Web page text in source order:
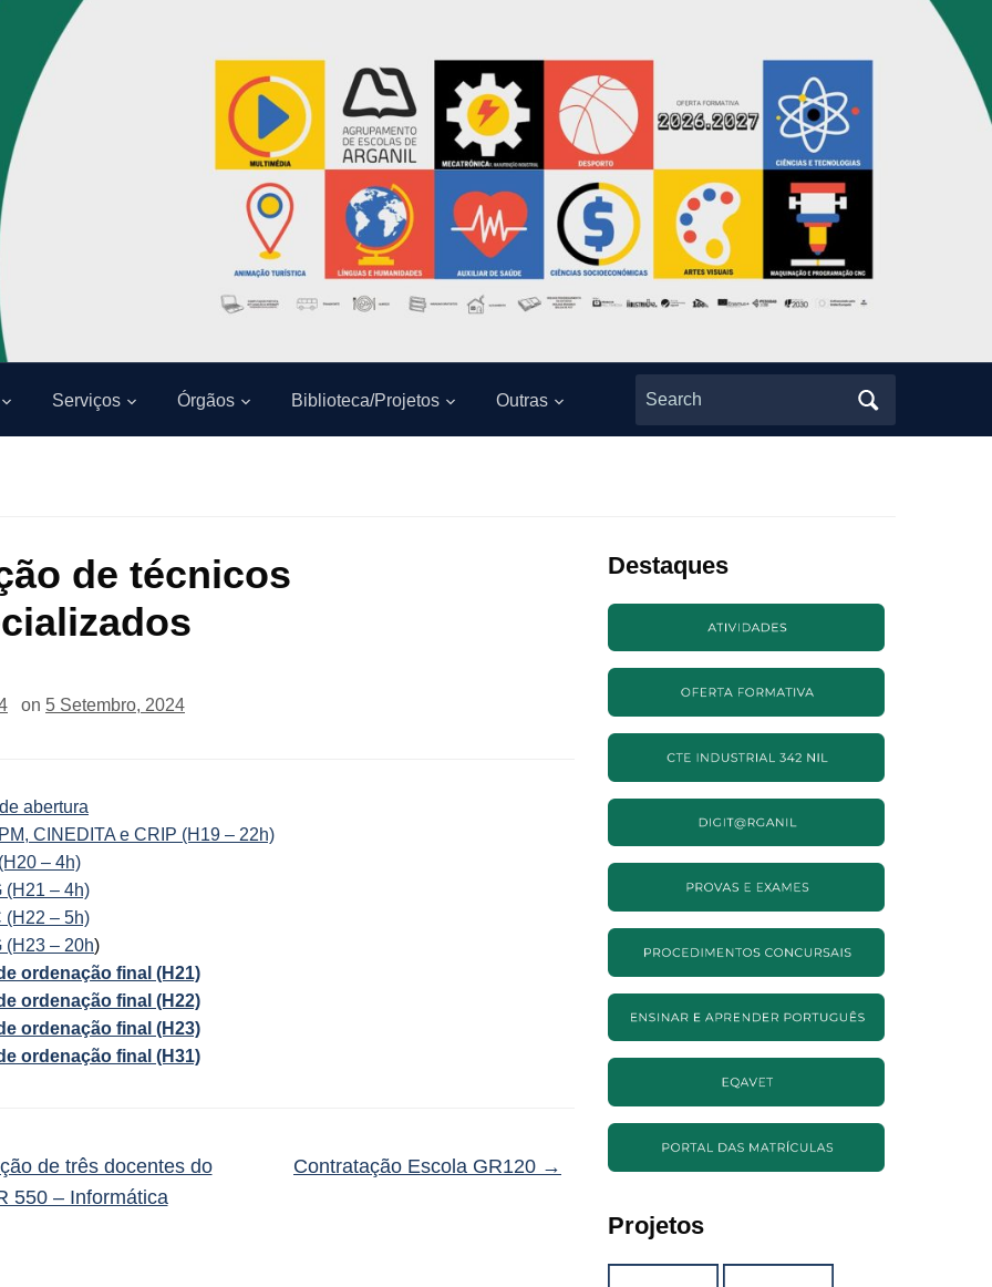
Serviços Órgãos Biblioteca/Projetos Outras
Search
for:
de técnicos
on 5 Setembro, 2024
abertura
CINEDITA e CRIP (H19 – 22h)
– 4h)
(H21 – 4h)
(H22 – 5h)
(H23 – 20h)
ordenação final (H21)
ordenação final (H22)
ordenação final (H23)
ordenação final (H31)
de três docentes do
550 – Informática
Contratação Escola GR120 →
Destaques
Projetos